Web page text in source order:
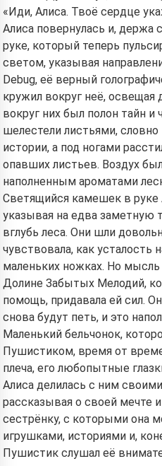
«Иди, Алиса. Твоё сердце
Алиса повернулась и,
руке, который теперь
светом, указывая
Debug, её верный
кружил вокруг неё, освещая
вокруг них был полон тайн
шелестели листьями,
истории, а под ногами
опавших листьев. Воздух
наполненным ароматами
Светящийся камешек в руке
указывая на едва заметную
вглубь леса. Они шли
чувствовала, как усталость
маленьких ножках. Но
Долине Забытых Мелодий,
помощь, придавала ей сил.
снова будут петь, и это
Маленький бельчонок,
Пушистиком, время от
плеча, его любопытные
Алиса делилась с ним
рассказывая о своей мечте
сестрёнку, с которыми она
игрушками, историями и,
Пушистик слушал её